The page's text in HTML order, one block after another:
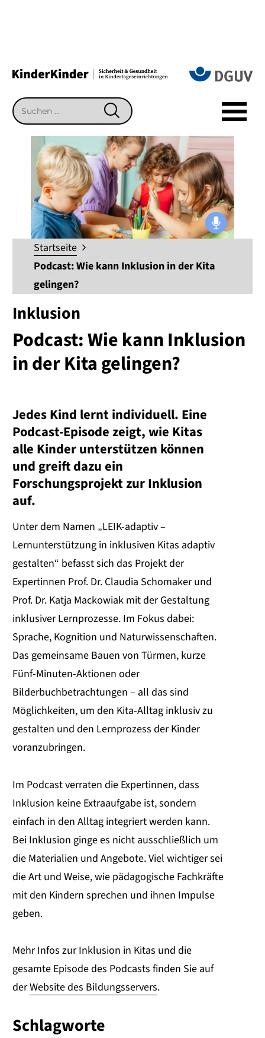
Suchen
SUCHEN
Startseite
Podcast: Wie kann Inklusion in der Kita
gelingen?
Inklusion
Podcast: Wie kann Inklusion
in der Kita gelingen?
Jedes Kind lernt individuell. Eine
Podcast-Episode zeigt, wie Kitas
alle Kinder unterstützen können
und greift dazu ein
Forschungsprojekt zur Inklusion
auf.
Unter dem Namen „LEIK-adaptiv –
Lernunterstützung in inklusiven Kitas adaptiv
gestalten“ befasst sich das Projekt der
Expertinnen Prof. Dr. Claudia Schomaker und
Prof. Dr. Katja Mackowiak mit der Gestaltung
inklusiver Lernprozesse. Im Fokus dabei:
Sprache, Kognition und Naturwissenschaften.
Das gemeinsame Bauen von Türmen, kurze
Fünf-Minuten-Aktionen oder
Bilderbuchbetrachtungen – all das sind
Möglichkeiten, um den Kita-Alltag inklusiv zu
gestalten und den Lernprozess der Kinder
voranzubringen.
Im Podcast verraten die Expertinnen, dass
Inklusion keine Extraaufgabe ist, sondern
einfach in den Alltag integriert werden kann.
Bei Inklusion ginge es nicht ausschließlich um
die Materialien und Angebote. Viel wichtiger sei
die Art und Weise, wie pädagogische Fachkräfte
mit den Kindern sprechen und ihnen Impulse
geben.
Mehr Infos zur Inklusion in Kitas und die
gesamte Episode des Podcasts finden Sie auf
derWebsite des Bildungsservers.
Schlagworte